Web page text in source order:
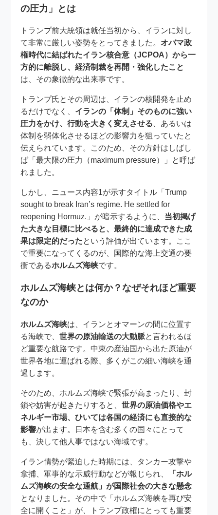
の圧力」とは
トランプ前大統領は就任当初から、イランに対し
て非常に厳しい姿勢をとってきました。 オバマ政
権時代に結ばれたイラン核合意（JCPOA）から一
方的に離脱し、経済制裁を再開・強化したこと
は、その象徴的な出来事です。
トランプ氏とその周辺は、イランの核開発を止め
るだけでなく、 イランの「体制」そのものに強い
圧力をかけ、行動を大きく変えさせる、あるいは
体制を弱体化させるほどの影響力を狙っていたと
伝えられています。このため、その方針はしばし
ば「最大限の圧力（maximum pressure）」と呼ば
れました。
しかし、ニュース内容1が示すタイトル「Trump
sought to break Iran’s regime. He settled for
reopening Hormuz.」が暗示するように、 当初掲げ
た大きな目標に比べると、最終的に達成できた成
果は限定的だったという評価が出ています。ここ
で重要になってくるのが、国際的な海上交通の要
衝であるホルムズ海峡です。
ホルムズ海峡とは何か？なぜそれほど重要
なのか
ホルムズ海峡は、イランとオマーンの間に位置す
る海峡で、世界の原油輸送の大動脈と言われるほ
ど重要な航路です。中東の産油国から出た原油が
世界各地に運ばれる際、多くがこの細い海峡を通
過します。
そのため、ホルムズ海峡で緊張が高まったり、封
鎖や妨害が起きたりすると、世界の原油価格やエ
ネルギー市場、ひいては各国の経済にも直接的な
影響が出ます。日本を含む多くの国々にとって
も、決して他人事ではない海域です。
イラン情勢が緊迫した時期には、タンカー攻撃や
拿捕、軍事的な示威行動などが報じられ、
「ホル
ムズ海峡の安全な通航」が国際社会の大きな懸念
となりました。その中で「ホルムズ海峡を再び安
全に開くこと」が、トランプ政権にとっても重要